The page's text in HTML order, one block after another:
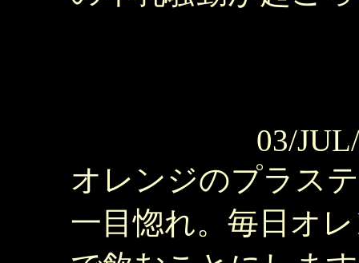
03/
オレンジのプラス
一目惚れ。毎日オ